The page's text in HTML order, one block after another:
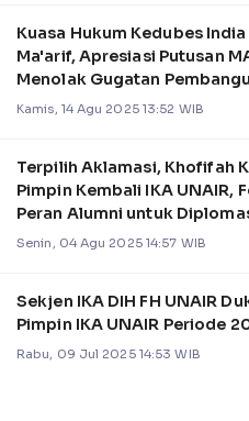
Kuasa Hukum Kedubes
Ma'arif, Apresiasi Putusan
Menolak Gugatan
Diplomatik
Kamis, 14 Agu 2025 13:52 WIB
Terpilih Aklamasi, Khofifah
Pimpin Kembali IKA UNAIR,
Peran Alumni untuk
Internasional
Senin, 04 Agu 2025 14:57 WIB
Sekjen IKA DIH FH UNAIR
Pimpin IKA UNAIR Periode
Rabu, 09 Jul 2025 14:53 WIB